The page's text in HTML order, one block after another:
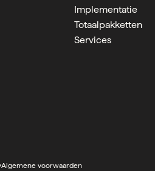
Implementatie
Totaalpakketten
Services
Algemene voorwaarden